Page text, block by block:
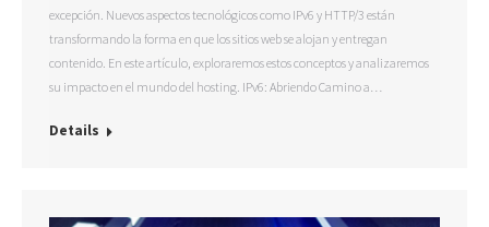
excepción. Nuevos aspectos tecnológicos como IPv6 y HTTP/3 están
transformando la forma en que los sitios web se alojan y entregan
contenido. En este artículo, exploraremos estos conceptos y analizaremos
su impacto en el mundo del hosting. IPv6: Abriendo Camino a…
Details